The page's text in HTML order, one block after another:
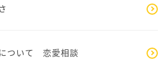
らこそ、どうか今すぐ人生を終
いでください。
正式に相談する
ついて 恋愛相談